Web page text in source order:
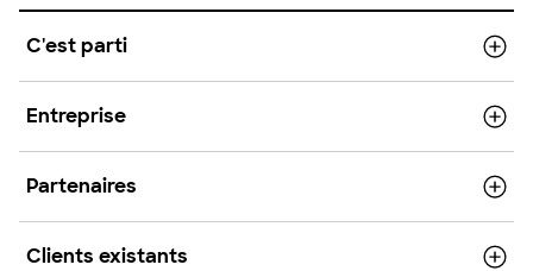
C'est parti
Entreprise
Partenaires
Clients existants